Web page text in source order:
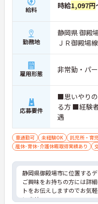
給料 時給1,097円
勤務地
静岡県 御殿
ＪＲ御殿場
雇用形態 非常勤・パ
応募要件
■思いやり
る方 ■経験
遇
車通勤可 未経験OK 託児所・育
産休･育休･介護休暇取得実績あり
静岡県御殿場市に位置するデ
ご興味をお持ちの方には詳
トをお伝えしますのでお気
いませ。